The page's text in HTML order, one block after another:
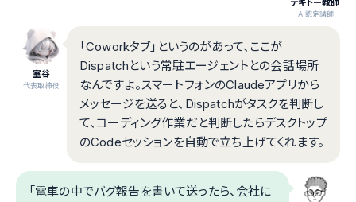
テキトー教師
.AI認定講師
室谷
代表取締役
「Coworkタブ」というのがあって、ここが
Dispatchという常駐エージェントとの会話場所
なんですよ。スマートフォンのClaudeアプリから
メッセージを送ると、Dispatchがタスクを判断し
て、コーディング作業だと判断したらデスクトップ
のCodeセッションを自動で立ち上げてくれます。
「電車の中でバグ報告を書いて送ったら、会社に